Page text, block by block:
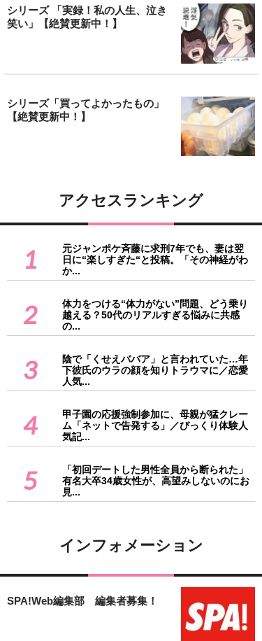
シリーズ 「実録！私の人生、泣き
笑い」【絶賛更新中！】
シリーズ「買ってよかったもの」
【絶賛更新中！】
アクセスランキング
1
元ジャンポケ斉藤に求刑7年でも、妻は翌
日に“楽しすぎた“と投稿。「その神経がわ
か...
2
体力をつける“体力がない”問題、どう乗り
越える？50代のリアルすぎる悩みに共感
の...
3
陰で「くせえババア」と言われていた…年
下彼氏のウラの顔を知りトラウマに／恋愛
人気...
4
甲子園の応援強制参加に、母親が猛クレー
ム「ネットで告発する」／びっくり体験人
気記...
5
「初回デートした男性全員から断られた」
有名大卒34歳女性が、高望みしないのにお
見...
インフォメーション
SPA!Web編集部 編集者募集！